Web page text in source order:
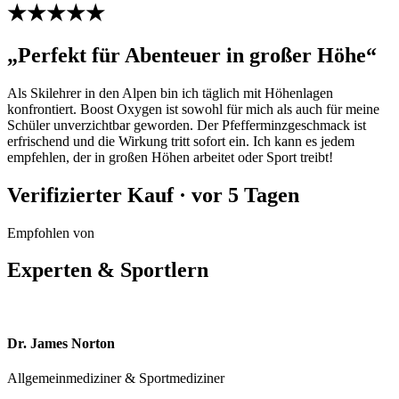
★★★★★
„Perfekt für Abenteuer in großer Höhe“
Als Skilehrer in den Alpen bin ich täglich mit Höhenlagen
konfrontiert. Boost Oxygen ist sowohl für mich als auch für meine
Schüler unverzichtbar geworden. Der Pfefferminzgeschmack ist
erfrischend und die Wirkung tritt sofort ein. Ich kann es jedem
empfehlen, der in großen Höhen arbeitet oder Sport treibt!
Verifizierter Kauf · vor 5 Tagen
Empfohlen von
Experten & Sportlern
Dr. James Norton
Allgemeinmediziner & Sportmediziner